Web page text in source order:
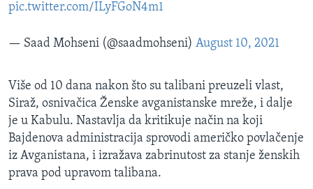
pic.twitter.com/ILyFGoN4m1
— Saad Mohseni (@saadmohseni) August 10, 2021
Više od 10 dana nakon što su talibani preuzeli vlast,
Siraž, osnivačica Ženske avganistanske mreže, i dalje
je u Kabulu. Nastavlja da kritikuje način na koji
Bajdenova administracija sprovodi američko povlačenje
iz Avganistana, i izražava zabrinutost za stanje ženskih
prava pod upravom talibana.